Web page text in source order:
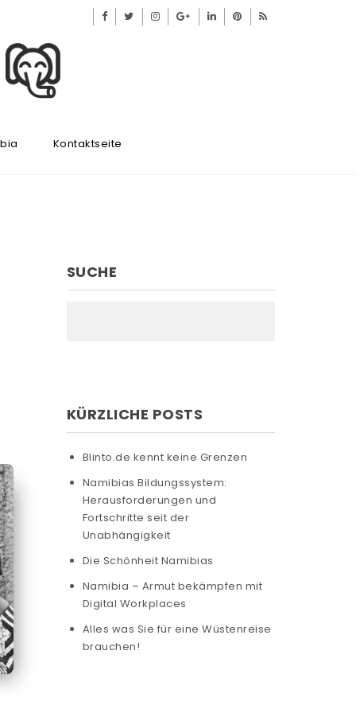
Kontaktseite
SUCHE
KÜRZLICHE POSTS
Blinto.de kennt keine Grenzen
Namibias Bildungssystem:
Herausforderungen und
Fortschritte seit der
Unabhängigkeit
Die Schönheit Namibias
Namibia – Armut bekämpfen mit
Digital Workplaces
Alles was Sie für eine Wüstenreise
brauchen!